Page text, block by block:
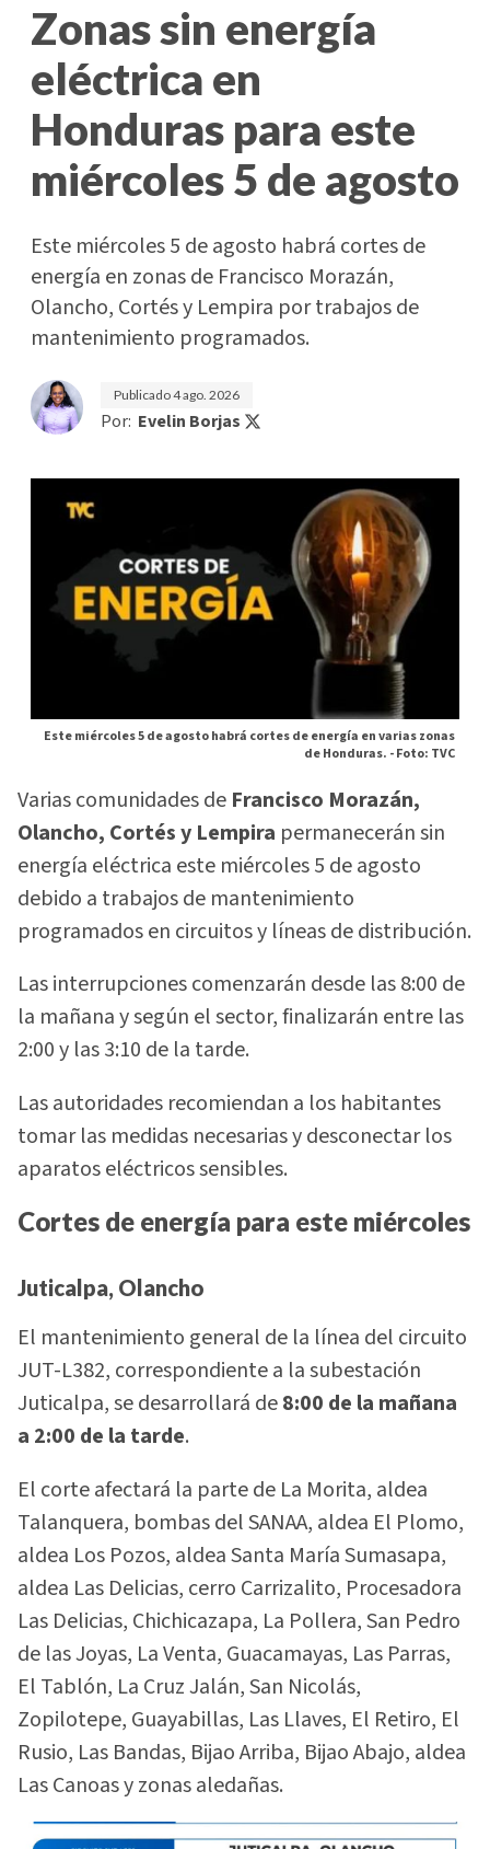
Zonas sin energía
eléctrica en
Honduras para este
miércoles 5 de agosto
Este miércoles 5 de agosto habrá cortes de
energía en zonas de Francisco Morazán,
Olancho, Cortés y Lempira por trabajos de
mantenimiento programados.
Publicado4 ago. 2026
Por: Evelin Borjas
Este miércoles 5 de agosto habrá cortes de energía en varias zonas
de Honduras. -Foto: TVC
Varias comunidades de Francisco Morazán,
Olancho, Cortés y Lempira permanecerán sin
energía eléctrica este miércoles 5 de agosto
debido a trabajos de mantenimiento
programados en circuitos y líneas de distribución.
Las interrupciones comenzarán desde las 8:00 de
la mañana y según el sector, finalizarán entre las
2:00 y las 3:10 de la tarde.
Las autoridades recomiendan a los habitantes
tomar las medidas necesarias y desconectar los
aparatos eléctricos sensibles.
Cortes de energía para este miércoles
Juticalpa, Olancho
El mantenimiento general de la línea del circuito
JUT-L382, correspondiente a la subestación
Juticalpa, se desarrollará de8:00 de la mañana
a 2:00 de la tarde.
El corte afectará la parte de La Morita, aldea
Talanquera, bombas del SANAA, aldea El Plomo,
aldea Los Pozos, aldea Santa María Sumasapa,
aldea Las Delicias, cerro Carrizalito, Procesadora
Las Delicias, Chichicazapa, La Pollera, San Pedro
de las Joyas, La Venta, Guacamayas, Las Parras,
El Tablón, La Cruz Jalán, San Nicolás,
Zopilotepe, Guayabillas, Las Llaves, El Retiro, El
Rusio, Las Bandas, Bijao Arriba, Bijao Abajo, aldea
Las Canoas y zonas aledañas.